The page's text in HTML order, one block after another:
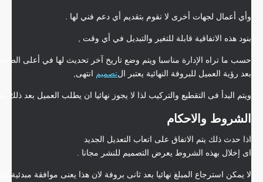
وأي أعمال لجهات أخرى لا نقوم بتقديم أي دعم فني لها .
بنود هذه الاتفاقية قابلة للتغير والتبديل في أي وقت ,
حسب ما تراه الإدارة مناسبا ويتم وضع تاريخ آخر تحديث لها في أعلى
بعد رؤية العميل للبروفة النهائية يعتبر التصميم انتهى,
ويتم البدأ فى التقطيع والتركيب لذا لا يجوز نهائيا ان يطلب العميل بعد ذلك
الشروط والاحكام
اذا حدث ذلك يتم الاتفاق على اتعاب التعديل الجديد
اى إخلال بهذه الشروط يعرض التصميم للنشر مجانا .
لا يمكن استرجاع المبلغ نهائيا بعد ثانى بروفة لان هذا يعنى موافقة مبدئية